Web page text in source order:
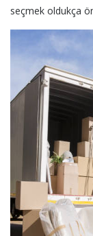
seçmek oldukça